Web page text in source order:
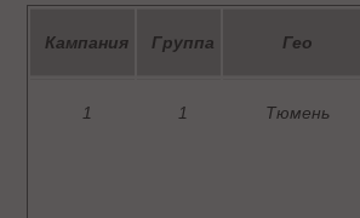
Кампания Группа Гео
1 1 Тюмень